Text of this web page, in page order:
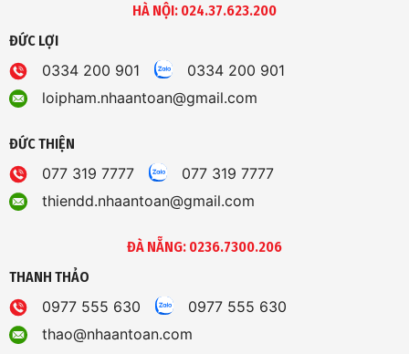
HÀ NỘI: 024.37.623.200
ĐỨC LỢI
0334 200 901
0334 200 901
loipham.nhaantoan@gmail.com
ĐỨC THIỆN
077 319 7777
077 319 7777
thiendd.nhaantoan@gmail.com
ĐÀ NẴNG: 0236.7300.206
THANH THẢO
0977 555 630
0977 555 630
thao@nhaantoan.com